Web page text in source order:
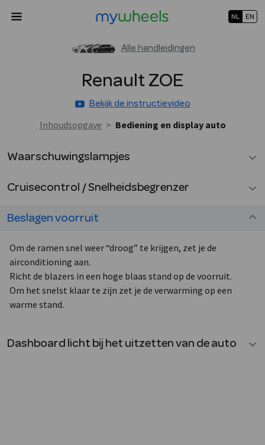
NL EN
Alle handleidingen
Renault ZOE
Bekijk de instructievideo
Inhoudsopgave > Bediening en display auto
Waarschuwingslampjes
Cruisecontrol / Snelheidsbegrenzer
Beslagen voorruit
Om de ramen snel weer “droog” te krijgen, zet je de
airconditioning aan.
Richt de blazers in een hoge blaas stand op de voorruit.
Om het snelst klaar te zijn zet je de verwarming op een
warme stand.
Dashboard licht bij het uitzetten van de auto